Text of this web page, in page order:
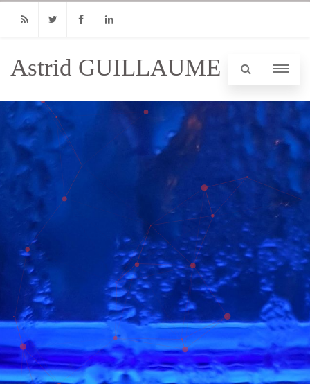
Astrid GUILLAUME